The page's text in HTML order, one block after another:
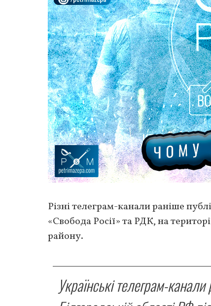
Різні телеграм-канали раніше
«Свобода Росії» та РДК, на
району.
Українські телеграм-